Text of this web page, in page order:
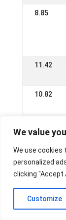
We value
We use cookies
personalized
clicking "Accept
Customize
8.85
11.42
10.82
P3 -
Mark